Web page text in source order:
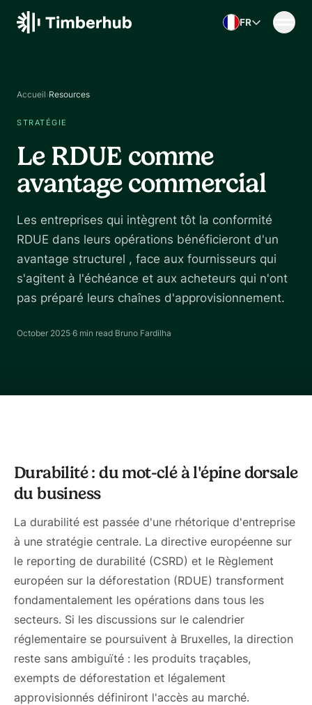
Skip to content
FR
Accueil›Resources
STRATÉGIE
Le RDUE comme
avantage commercial
Les entreprises qui intègrent tôt la conformité
RDUE dans leurs opérations bénéficieront d'un
avantage structurel , face aux fournisseurs qui
s'agitent à l'échéance et aux acheteurs qui n'ont
pas préparé leurs chaînes d'approvisionnement.
October 2025·6 min read·Bruno Fardilha
Durabilité : du mot-clé à l'épine dorsale
du business
La durabilité est passée d'une rhétorique d'entreprise
à une stratégie centrale. La directive européenne sur
le reporting de durabilité (CSRD) et le Règlement
européen sur la déforestation (RDUE) transforment
fondamentalement les opérations dans tous les
secteurs. Si les discussions sur le calendrier
réglementaire se poursuivent à Bruxelles, la direction
reste sans ambiguïté : les produits traçables,
exempts de déforestation et légalement
approvisionnés définiront l'accès au marché.